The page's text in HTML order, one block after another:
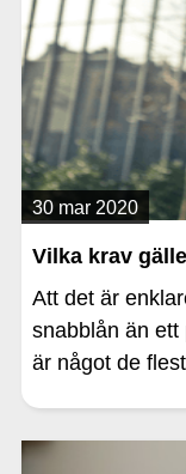
30 mar 2020
Vilka krav
Att det är
snabblån än ett
är något de